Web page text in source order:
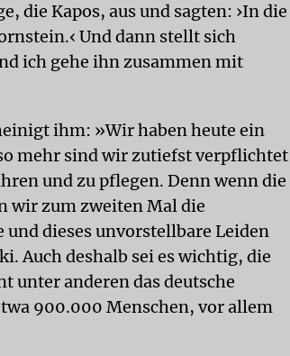
die Kapos, aus und sagten: ›In die
Und dann stellt sich
ich gehe ihn zusammen mit
ihm: »Wir haben heute ein
mehr sind wir zutiefst verpflichtet
und zu pflegen. Denn wenn die
wir zum zweiten Mal die
dieses unvorstellbare Leiden
Auch deshalb sei es wichtig, die
unter anderen das deutsche
900.000 Menschen, vor allem